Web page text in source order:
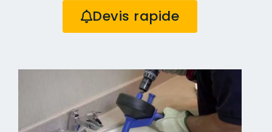
Devis rapide